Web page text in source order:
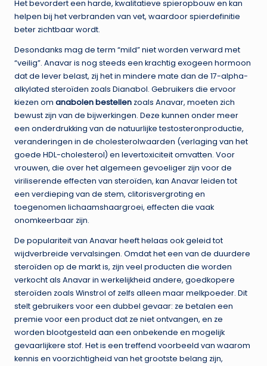
Het bevordert een harde, kwalitatieve spieropbouw en kan
helpen bij het verbranden van vet, waardoor spierdefinitie
beter zichtbaar wordt.
Desondanks mag de term “mild” niet worden verward met
“veilig”. Anavar is nog steeds een krachtig exogeen hormoon
dat de lever belast, zij het in mindere mate dan de 17-alpha-
alkylated steroïden zoals Dianabol. Gebruikers die ervoor
kiezen om anabolen bestellen zoals Anavar, moeten zich
bewust zijn van de bijwerkingen. Deze kunnen onder meer
een onderdrukking van de natuurlijke testosteronproductie,
veranderingen in de cholesterolwaarden (verlaging van het
goede HDL-cholesterol) en levertoxiciteit omvatten. Voor
vrouwen, die over het algemeen gevoeliger zijn voor de
viriliserende effecten van steroïden, kan Anavar leiden tot
een verdieping van de stem, clitorisvergroting en
toegenomen lichaamshaargroei, effecten die vaak
onomkeerbaar zijn.
De populariteit van Anavar heeft helaas ook geleid tot
wijdverbreide vervalsingen. Omdat het een van de duurdere
steroïden op de markt is, zijn veel producten die worden
verkocht als Anavar in werkelijkheid andere, goedkopere
steroïden zoals Winstrol of zelfs alleen maar melkpoeder. Dit
stelt gebruikers voor een dubbel gevaar: ze betalen een
premie voor een product dat ze niet ontvangen, en ze
worden blootgesteld aan een onbekende en mogelijk
gevaarlijkere stof. Het is een treffend voorbeeld van waarom
kennis en voorzichtigheid van het grootste belang zijn,